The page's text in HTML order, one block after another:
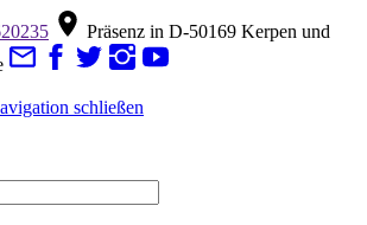
Präsenz in D-50169 Kerpen und
schließen